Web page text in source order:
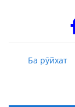
Ба рӯйхат